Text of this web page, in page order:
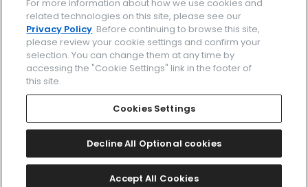
企業情報 ご利用規約
プライバシーポリシー Cookies Settings
Amazon PayはAmazon.com, Inc.またはその関連会社の商標です。
2026 CITIZEN WATCH CO., LTD.
For more information about how we use cookies and
related technologies on this site, please see our
Privacy Policy. Before continuing to browse this site,
please review your cookie settings and confirm your
selection. You can change them at any time by
accessing the "Cookie Settings" link in the footer of
this site.
Cookies Settings
Decline All Optional cookies
Accept All Cookies